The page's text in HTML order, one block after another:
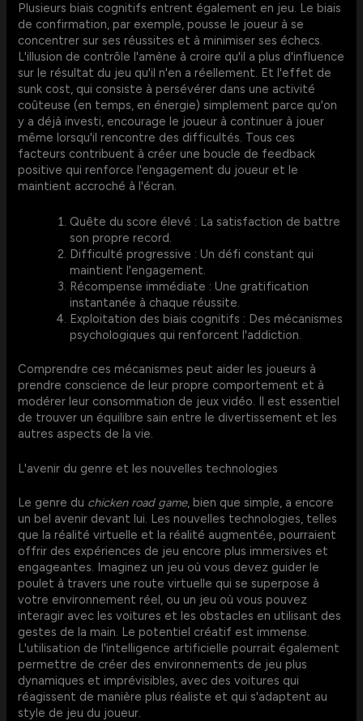
Plusieurs biais cognitifs entrent également en jeu. Le biais
de confirmation, par exemple, pousse le joueur à se
concentrer sur ses réussites et à minimiser ses échecs.
L'illusion de contrôle l'amène à croire qu'il a plus d'influence
sur le résultat du jeu qu'il n'en a réellement. Et l'effet de
sunk cost, qui consiste à persévérer dans une activité
coûteuse (en temps, en énergie) simplement parce qu'on
y a déjà investi, encourage le joueur à continuer à jouer
même lorsqu'il rencontre des difficultés. Tous ces
facteurs contribuent à créer une boucle de feedback
positive qui renforce l'engagement du joueur et le
maintient accroché à l'écran.
Quête du score élevé : La satisfaction de battre
son propre record.
Difficulté progressive : Un défi constant qui
maintient l'engagement.
Récompense immédiate : Une gratification
instantanée à chaque réussite.
Exploitation des biais cognitifs : Des mécanismes
psychologiques qui renforcent l'addiction.
Comprendre ces mécanismes peut aider les joueurs à
prendre conscience de leur propre comportement et à
modérer leur consommation de jeux vidéo. Il est essentiel
de trouver un équilibre sain entre le divertissement et les
autres aspects de la vie.
L'avenir du genre et les nouvelles technologies
Le genre du chicken road game, bien que simple, a encore
un bel avenir devant lui. Les nouvelles technologies, telles
que la réalité virtuelle et la réalité augmentée, pourraient
offrir des expériences de jeu encore plus immersives et
engageantes. Imaginez un jeu où vous devez guider le
poulet à travers une route virtuelle qui se superpose à
votre environnement réel, ou un jeu où vous pouvez
interagir avec les voitures et les obstacles en utilisant des
gestes de la main. Le potentiel créatif est immense.
L'utilisation de l'intelligence artificielle pourrait également
permettre de créer des environnements de jeu plus
dynamiques et imprévisibles, avec des voitures qui
réagissent de manière plus réaliste et qui s'adaptent au
style de jeu du joueur.